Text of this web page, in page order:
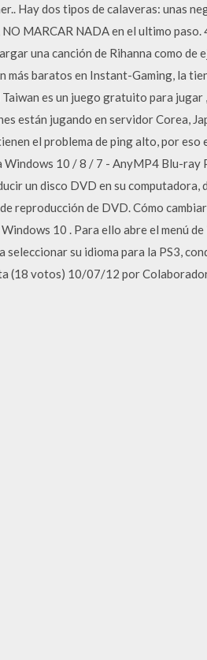
Hay dos tipos de calaveras: unas
MARCAR NADA en el ultimo paso.
una canción de Rihanna como de
más baratos en Instant-Gaming, la
es un juego gratuito para jugar
están jugando en servidor Corea,
el problema de ping alto, por eso
10 / 8 / 7 - AnyMP4 Blu-ray
un disco DVD en su computadora,
de DVD. Cómo
10 . Para ello abre el menú
su idioma para la PS3,
(18 votos) 10/07/12 por